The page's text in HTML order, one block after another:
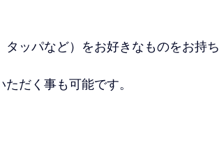
ッパなど）をお好きなものをお持ち
だく事も可能です。